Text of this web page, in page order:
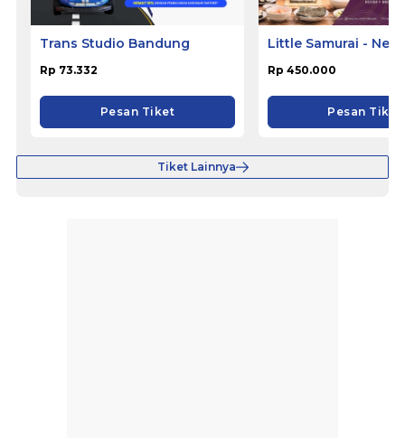
Trans Studio Bandung
Rp 73.332
Pesan Tiket
Little Samurai -
Rp 450.000
Pesan Tiket
Tiket Lainnya